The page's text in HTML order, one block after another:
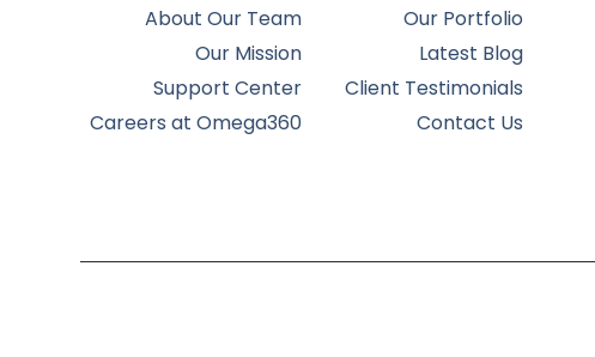
Our Portfolio
Latest Blog
Client Testimonials
Contact Us
About Our Team
Our Mission
Support Center
Careers at Omega360